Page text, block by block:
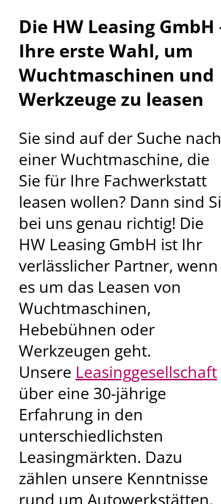
Die HW Leasing GmbH
Ihre erste Wahl, um
Wuchtmaschinen und
Werkzeuge zu leasen
Sie sind auf der Suche nach
einer Wuchtmaschine, die
Sie für Ihre Fachwerkstatt
leasen wollen? Dann sind
bei uns genau richtig! Die
HW Leasing GmbH ist Ihr
verlässlicher Partner, wenn
es um das Leasen von
Wuchtmaschinen,
Hebebühnen oder
Werkzeugen geht.
Unsere Leasinggesellschaft
über eine 30-jährige
Erfahrung in den
unterschiedlichsten
Leasingmärkten. Dazu
zählen unsere Kenntnisse
rund um Autowerkstätten,